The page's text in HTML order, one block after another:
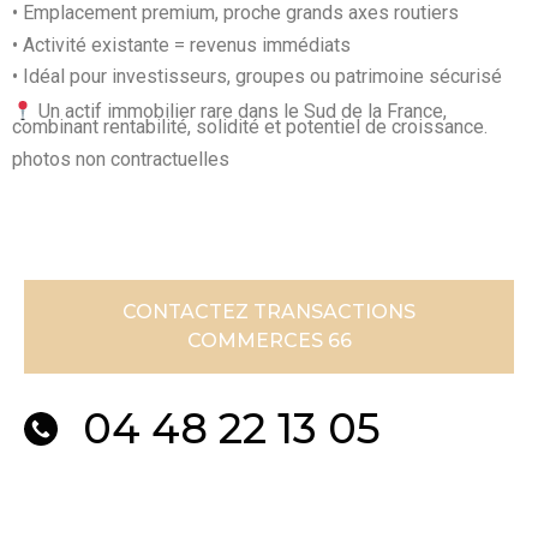
• Emplacement premium, proche grands axes routiers
• Activité existante = revenus immédiats
• Idéal pour investisseurs, groupes ou patrimoine sécurisé
Un actif immobilier rare dans le Sud de la France,
combinant rentabilité, solidité et potentiel de croissance.
photos non contractuelles
CONTACTEZ TRANSACTIONS
COMMERCES 66
04 48 22 13 05